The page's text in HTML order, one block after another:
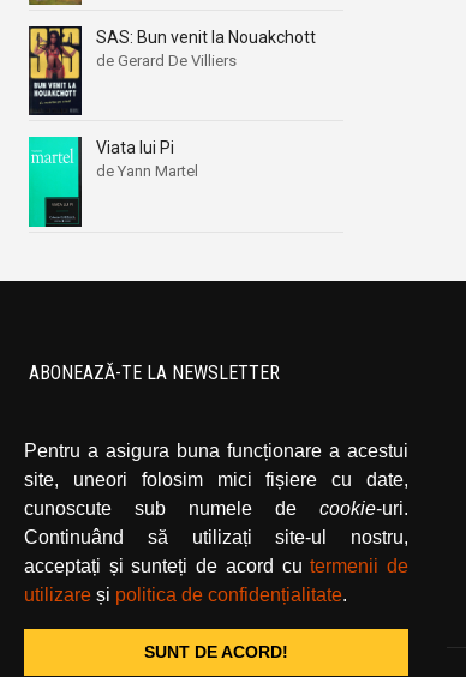
Pentru a asigura buna funcționare a acestui
site, uneori folosim mici fișiere cu date,
cunoscute sub numele de cookie-uri.
Continuând să utilizați site-ul nostru,
acceptați și sunteți de acord cutermenii de
utilizare și politica de confidențialitate.
SUNT DE ACORD!
SAS: Bun venit la Nouakchott
de Gerard De Villiers
Viata lui Pi
de Yann Martel
ABONEAZĂ-TE LA NEWSLETTER
pe butonul de abonare.